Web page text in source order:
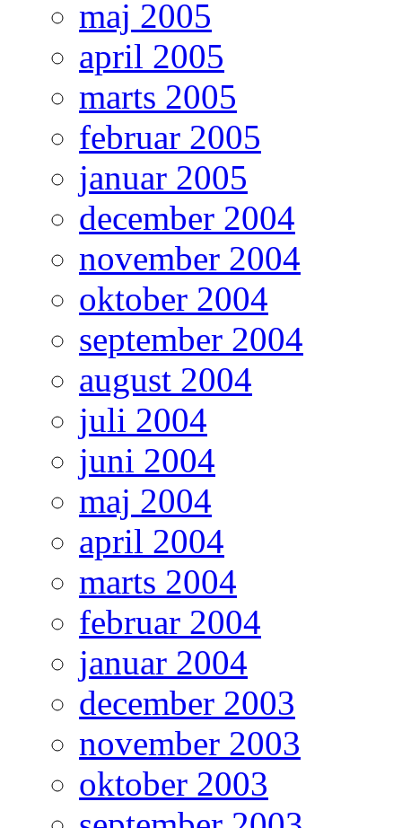
maj 2005
april 2005
marts 2005
februar 2005
januar 2005
december 2004
november 2004
oktober 2004
september 2004
august 2004
juli 2004
juni 2004
maj 2004
april 2004
marts 2004
februar 2004
januar 2004
december 2003
november 2003
oktober 2003